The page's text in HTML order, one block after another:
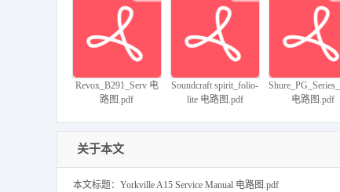
Marshall-6100-6101-
6100-61-04-Issue-4-
Schematic电路原理
图.pdf
Marshall-5502-
Schematic电路原理
Marshall-5503-
JCM800-Bass-
Schematic电路原
图.pdf
Revox_B291_Serv 电
路图.pdf
Soundcraft spirit_folio-
lite 电路图.pdf
电路图.pdf
关于本文
本文标题：Yorkville A15 Service Manual 电路图.pdf